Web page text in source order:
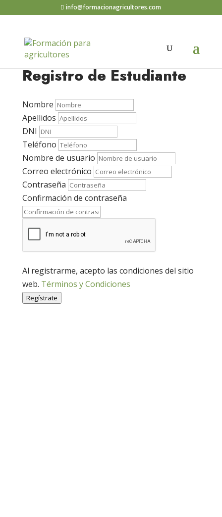
info@formacionagricultores.com
Registro de Estudiante
Nombre
Apellidos
DNI
Teléfono
Nombre de usuario
Correo electrónico
Contraseña
Confirmación de contraseña
Al registrarme, acepto las condiciones del sitio
web. Términos y Condiciones
Regístrate